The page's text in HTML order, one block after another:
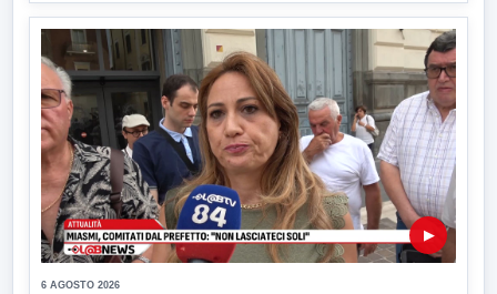
▶
6 AGOSTO 2026